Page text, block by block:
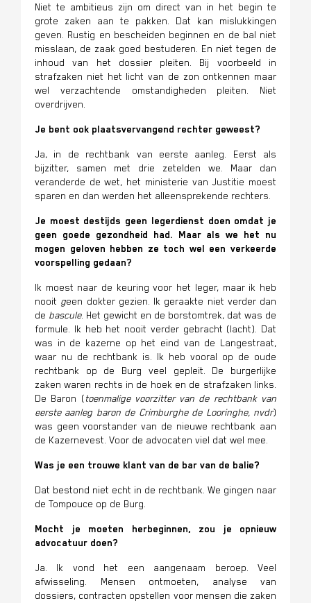
Niet te ambitieus zijn om direct van in het begin te
grote zaken aan te pakken. Dat kan mislukkingen
geven. Rustig en bescheiden beginnen en de bal niet
misslaan, de zaak goed bestuderen. En niet tegen de
inhoud van het dossier pleiten. Bij voorbeeld in
strafzaken niet het licht van de zon ontkennen maar
wel verzachtende omstandigheden pleiten. Niet
overdrijven.
Je bent ook plaatsvervangend rechter geweest?
Ja, in de rechtbank van eerste aanleg. Eerst als
bijzitter, samen met drie zetelden we. Maar dan
veranderde de wet, het ministerie van Justitie moest
sparen en dan werden het alleensprekende rechters.
Je moest destijds geen legerdienst doen omdat je
geen goede gezondheid had. Maar als we het nu
mogen geloven hebben ze toch wel een verkeerde
voorspelling gedaan?
Ik moest naar de keuring voor het leger, maar ik heb
nooit geen dokter gezien. Ik geraakte niet verder dan
de bascule. Het gewicht en de borstomtrek, dat was de
formule. Ik heb het nooit verder gebracht (lacht). Dat
was in de kazerne op het eind van de Langestraat,
waar nu de rechtbank is. Ik heb vooral op de oude
rechtbank op de Burg veel gepleit. De burgerlijke
zaken waren rechts in de hoek en de strafzaken links.
De Baron (toenmalige voorzitter van de rechtbank van
eerste aanleg baron de Crimburghe de Looringhe, nvdr)
was geen voorstander van de nieuwe rechtbank aan
de Kazernevest. Voor de advocaten viel dat wel mee.
Was je een trouwe klant van de bar van de balie?
Dat bestond niet echt in de rechtbank. We gingen naar
de Tompouce op de Burg.
Mocht je moeten herbeginnen, zou je opnieuw
advocatuur doen?
Ja. Ik vond het een aangenaam beroep. Veel
afwisseling. Mensen ontmoeten, analyse van
dossiers, contracten opstellen voor mensen die zaken